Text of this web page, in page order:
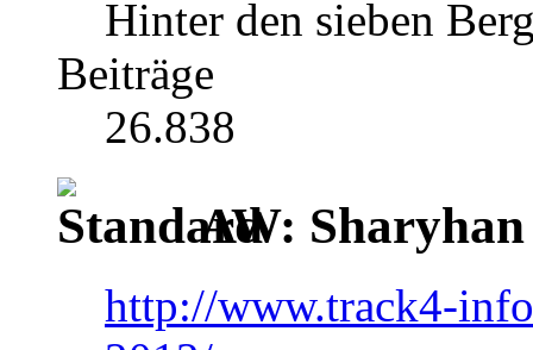
Hinter den sieben
Beiträge
26.838
AW: Sharyhan
http://www.track4-